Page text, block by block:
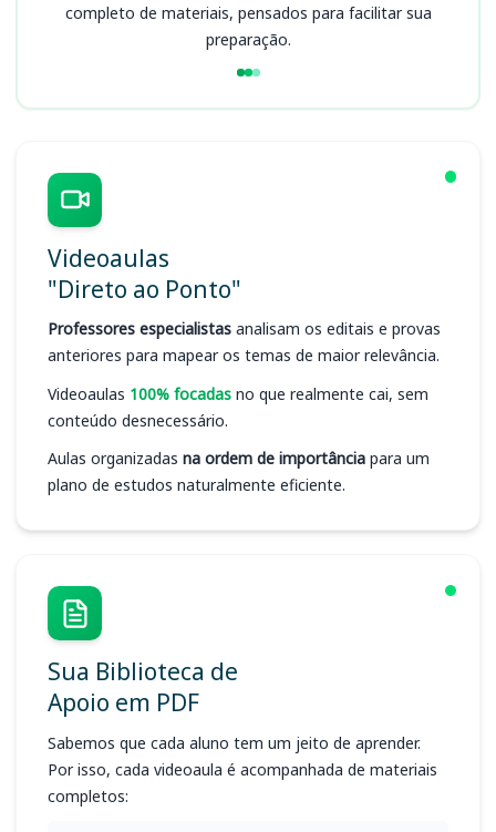
completo de materiais, pensados para facilitar sua
preparação.
Videoaulas
"Direto ao Ponto"
Professores especialistas analisam os editais e provas
anteriores para mapear os temas de maior relevância.
Videoaulas 100% focadas no que realmente cai, sem
conteúdo desnecessário.
Aulas organizadas na ordem de importância para um
plano de estudos naturalmente eficiente.
Sua Biblioteca de
Apoio em PDF
Sabemos que cada aluno tem um jeito de aprender.
Por isso, cada videoaula é acompanhada de materiais
completos: